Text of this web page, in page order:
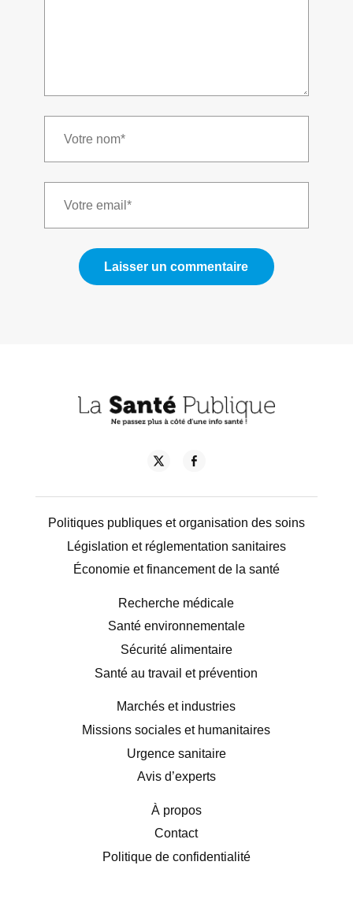
Politiques publiques et organisation des soins
Législation et réglementation sanitaires
Économie et financement de la santé
Recherche médicale
Santé environnementale
Sécurité alimentaire
Santé au travail et prévention
Marchés et industries
Missions sociales et humanitaires
Urgence sanitaire
Avis d’experts
À propos
Contact
Politique de confidentialité